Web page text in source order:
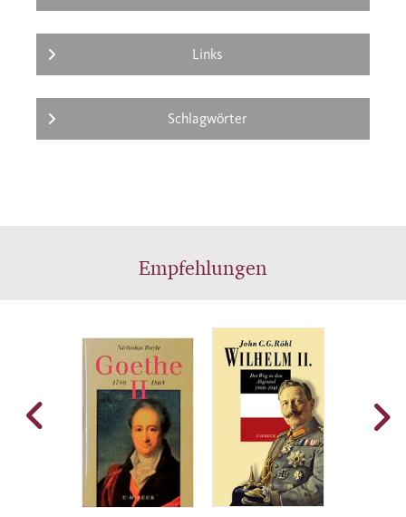
Links
Schlagwörter
Empfehlungen